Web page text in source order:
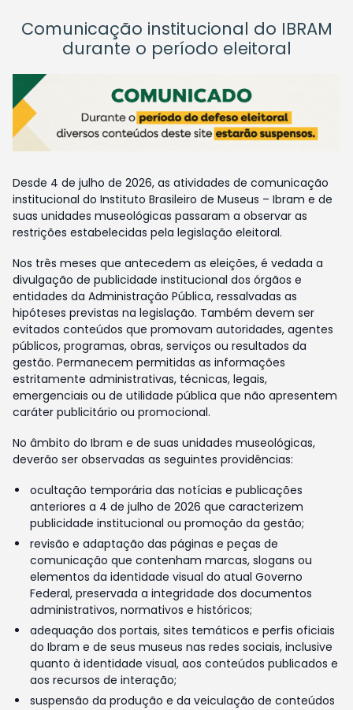
Comunicação institucional do IBRAM
durante o período eleitoral
Desde 4 de julho de 2026, as atividades de comunicação
institucional do Instituto Brasileiro de Museus – Ibram e de
suas unidades museológicas passaram a observar as
restrições estabelecidas pela legislação eleitoral.
Nos três meses que antecedem as eleições, é vedada a
divulgação de publicidade institucional dos órgãos e
entidades da Administração Pública, ressalvadas as
hipóteses previstas na legislação. Também devem ser
evitados conteúdos que promovam autoridades, agentes
públicos, programas, obras, serviços ou resultados da
gestão. Permanecem permitidas as informações
estritamente administrativas, técnicas, legais,
emergenciais ou de utilidade pública que não apresentem
caráter publicitário ou promocional.
No âmbito do Ibram e de suas unidades museológicas,
deverão ser observadas as seguintes providências:
ocultação temporária das notícias e publicações
anteriores a 4 de julho de 2026 que caracterizem
publicidade institucional ou promoção da gestão;
revisão e adaptação das páginas e peças de
comunicação que contenham marcas, slogans ou
elementos da identidade visual do atual Governo
Federal, preservada a integridade dos documentos
administrativos, normativos e históricos;
adequação dos portais, sites temáticos e perfis oficiais
do Ibram e de seus museus nas redes sociais, inclusive
quanto à identidade visual, aos conteúdos publicados e
aos recursos de interação;
suspensão da produção e da veiculação de conteúdos